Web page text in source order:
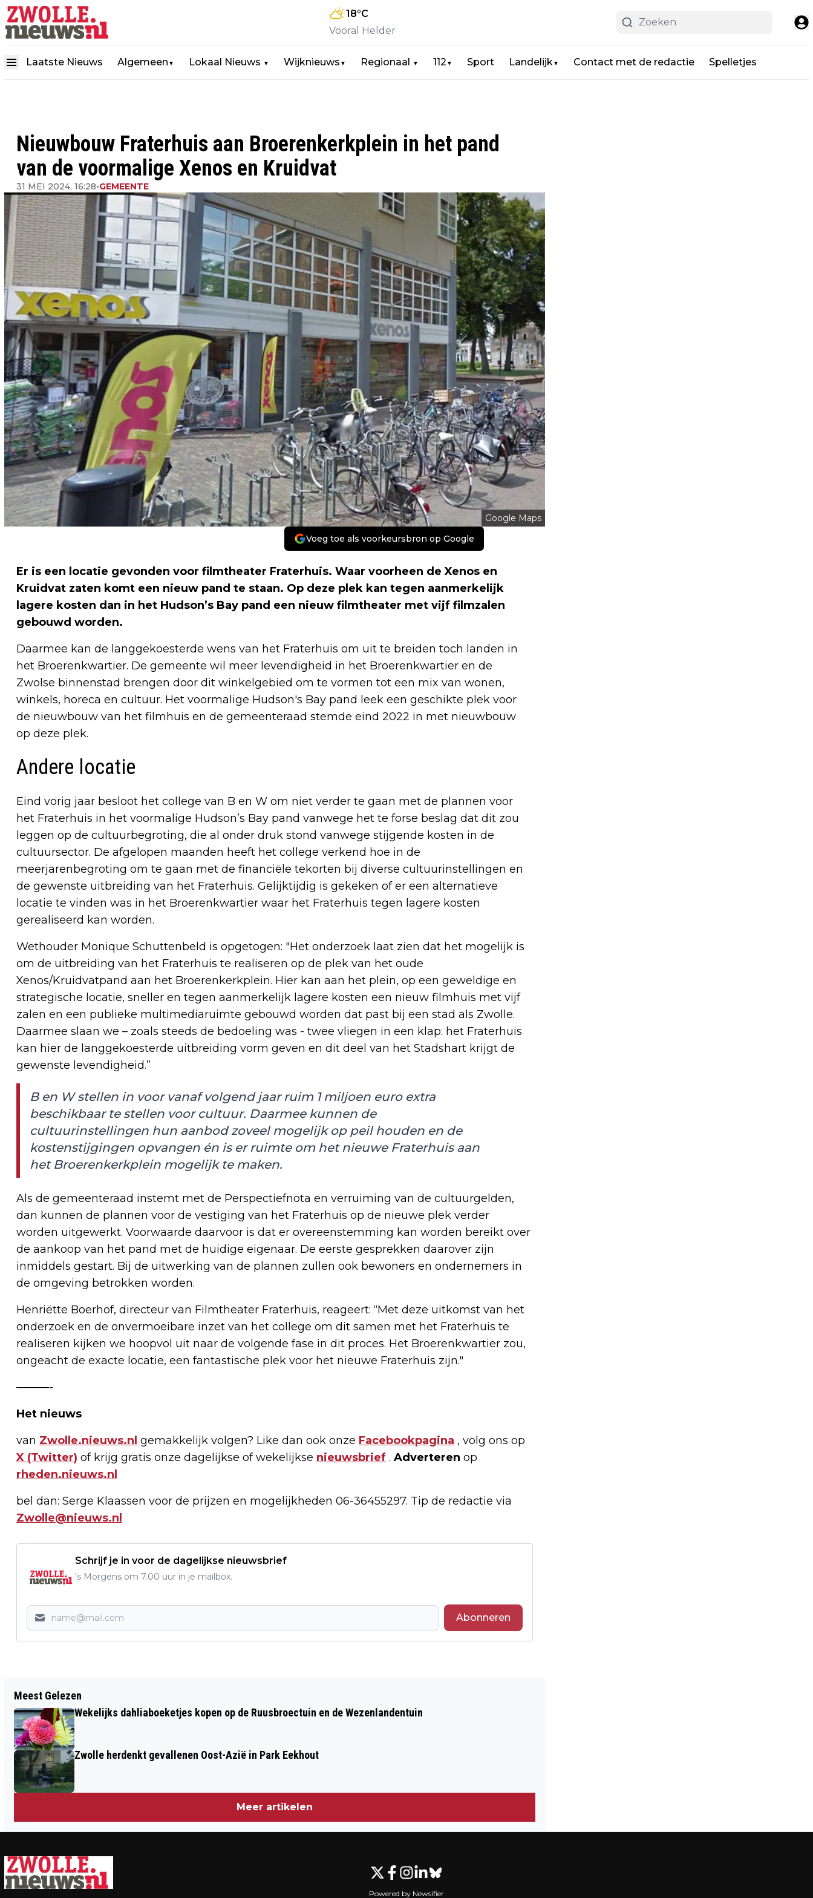
18°C
Vooral Helder
Laatste Nieuws Algemeen ▼ Lokaal Nieuws ▼ Wijknieuws ▼ Regionaal ▼ 112 ▼ Sport Landelijk▼ Contact met de redactie Spelletjes
Nieuwbouw Fraterhuis aan Broerenkerkplein in het pand
van de voormalige Xenos en Kruidvat
31 MEI 2024, 16:28•GEMEENTE
Google Maps
Voeg toe als voorkeursbron op Google
Er is een locatie gevonden voor filmtheater Fraterhuis. Waar voorheen de Xenos en
Kruidvat zaten komt een nieuw pand te staan. Op deze plek kan tegen aanmerkelijk
lagere kosten dan in het Hudson’s Bay pand een nieuw filmtheater met vijf filmzalen
gebouwd worden.
Daarmee kan de langgekoesterde wens van het Fraterhuis om uit te breiden toch landen in
het Broerenkwartier. De gemeente wil meer levendigheid in het Broerenkwartier en de
Zwolse binnenstad brengen door dit winkelgebied om te vormen tot een mix van wonen,
winkels, horeca en cultuur. Het voormalige Hudson's Bay pand leek een geschikte plek voor
de nieuwbouw van het filmhuis en de gemeenteraad stemde eind 2022 in met nieuwbouw
op deze plek.
Andere locatie
Eind vorig jaar besloot het college van B en W om niet verder te gaan met de plannen voor
het Fraterhuis in het voormalige Hudson’s Bay pand vanwege het te forse beslag dat dit zou
leggen op de cultuurbegroting, die al onder druk stond vanwege stijgende kosten in de
cultuursector. De afgelopen maanden heeft het college verkend hoe in de
meerjarenbegroting om te gaan met de financiële tekorten bij diverse cultuurinstellingen en
de gewenste uitbreiding van het Fraterhuis. Gelijktijdig is gekeken of er een alternatieve
locatie te vinden was in het Broerenkwartier waar het Fraterhuis tegen lagere kosten
gerealiseerd kan worden.
Wethouder Monique Schuttenbeld is opgetogen: "Het onderzoek laat zien dat het mogelijk is
om de uitbreiding van het Fraterhuis te realiseren op de plek van het oude
Xenos/Kruidvatpand aan het Broerenkerkplein. Hier kan aan het plein, op een geweldige en
strategische locatie, sneller en tegen aanmerkelijk lagere kosten een nieuw filmhuis met vijf
zalen en een publieke multimediaruimte gebouwd worden dat past bij een stad als Zwolle.
Daarmee slaan we – zoals steeds de bedoeling was - twee vliegen in een klap: het Fraterhuis
kan hier de langgekoesterde uitbreiding vorm geven en dit deel van het Stadshart krijgt de
gewenste levendigheid.”
B en W stellen in voor vanaf volgend jaar ruim 1 miljoen euro extra
beschikbaar te stellen voor cultuur. Daarmee kunnen de
cultuurinstellingen hun aanbod zoveel mogelijk op peil houden en de
kostenstijgingen opvangen én is er ruimte om het nieuwe Fraterhuis aan
het Broerenkerkplein mogelijk te maken.
Als de gemeenteraad instemt met de Perspectiefnota en verruiming van de cultuurgelden,
dan kunnen de plannen voor de vestiging van het Fraterhuis op de nieuwe plek verder
worden uitgewerkt. Voorwaarde daarvoor is dat er overeenstemming kan worden bereikt over
de aankoop van het pand met de huidige eigenaar. De eerste gesprekken daarover zijn
inmiddels gestart. Bij de uitwerking van de plannen zullen ook bewoners en ondernemers in
de omgeving betrokken worden.
Henriëtte Boerhof, directeur van Filmtheater Fraterhuis, reageert: “Met deze uitkomst van het
onderzoek en de onvermoeibare inzet van het college om dit samen met het Fraterhuis te
realiseren kijken we hoopvol uit naar de volgende fase in dit proces. Het Broerenkwartier zou,
ongeacht de exacte locatie, een fantastische plek voor het nieuwe Fraterhuis zijn."
———-
Het nieuws
van Zwolle.nieuws.nl gemakkelijk volgen? Like dan ook onze Facebookpagina , volg ons op
X (Twitter) of krijg gratis onze dagelijkse of wekelijkse nieuwsbrief . Adverteren op
rheden.nieuws.nl
bel dan: Serge Klaassen voor de prijzen en mogelijkheden 06-36455297. Tip de redactie via
Zwolle@nieuws.nl
Schrijf je in voor de dagelijkse nieuwsbrief
's Morgens om 7.00 uur in je mailbox.
Abonneren
POLITIE HOUDT MINDERJARIGE JONGEN
AAN OP VERDENKING VAN DOXING
ENSCHEDEËR IN ZWOLLE
Meest Gelezen
Wekelijks dahliaboeketjes kopen op de Ruusbroectuin en de Wezenlandentuin
Zwolle herdenkt gevallenen Oost-Azië in Park Eekhout
Meer artikelen
Powered by Newsifier